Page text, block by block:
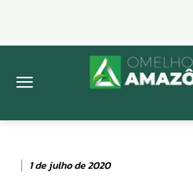
1 de julho de 2020